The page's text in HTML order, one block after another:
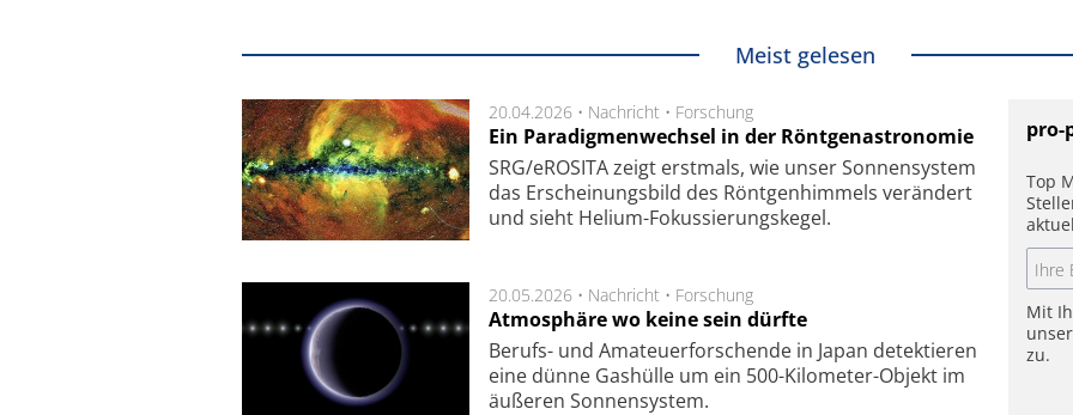
Meist gelesen
20.04.2026 • Nachricht • Forschung
Ein Paradigmenwechsel in der Röntgenastronomie
SRG/eROSITA zeigt erst­mals, wie unser Son­nen­sys­tem
das Er­schei­nungs­bild des Rönt­gen­him­mels ver­än­dert
und sieht Helium-Fokus­sie­rungs­ke­gel.
20.05.2026 • Nachricht • Forschung
Atmosphäre wo keine sein dürfte
Berufs- und Ama­teuer­for­schen­de in Japan de­tek­tie­ren
eine dün­ne Gas­hül­le um ein 500-Kilo­meter-Objekt im
äu­ße­ren Son­nen­sys­tem.
pro-
Top
Mit
zu.